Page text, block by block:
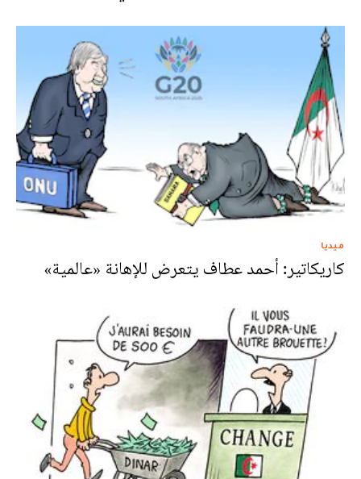
ميديا
كاريكاتير: أحمد عطاف يتعرض للإهانة «عالمية»